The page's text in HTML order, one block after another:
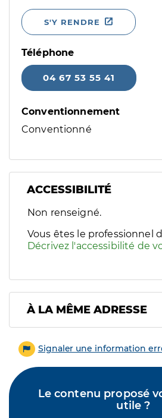
S'Y RENDRE
Téléphone
04 67 53 55 41
Conventionnement
Conventionné
ACCESSIBILITÉ
Filtres
Sélectionnez un ou plusieurs
Non renseigné.
Vous êtes le professionnel
Décrivez l'accessibilité de
À LA MÊME ADRESSE
Signaler une information
Le contenu proposé
utile ?